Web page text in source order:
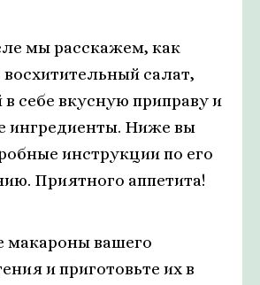
мы расскажем, как
восхитительный салат,
себе вкусную приправу и
ингредиенты. Ниже вы
инструкции по его
Приятного аппетита!
макароны вашего
и приготовьте их в